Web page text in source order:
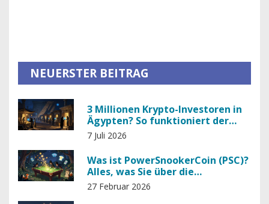
NEUERSTER BEITRAG
3 Millionen Krypto-Investoren in
Ägypten? So funktioniert der
Markt trotz Totalverbot
7 Juli 2026
Was ist PowerSnookerCoin (PSC)?
Alles, was Sie über die
Kryptowährung wissen müssen
27 Februar 2026